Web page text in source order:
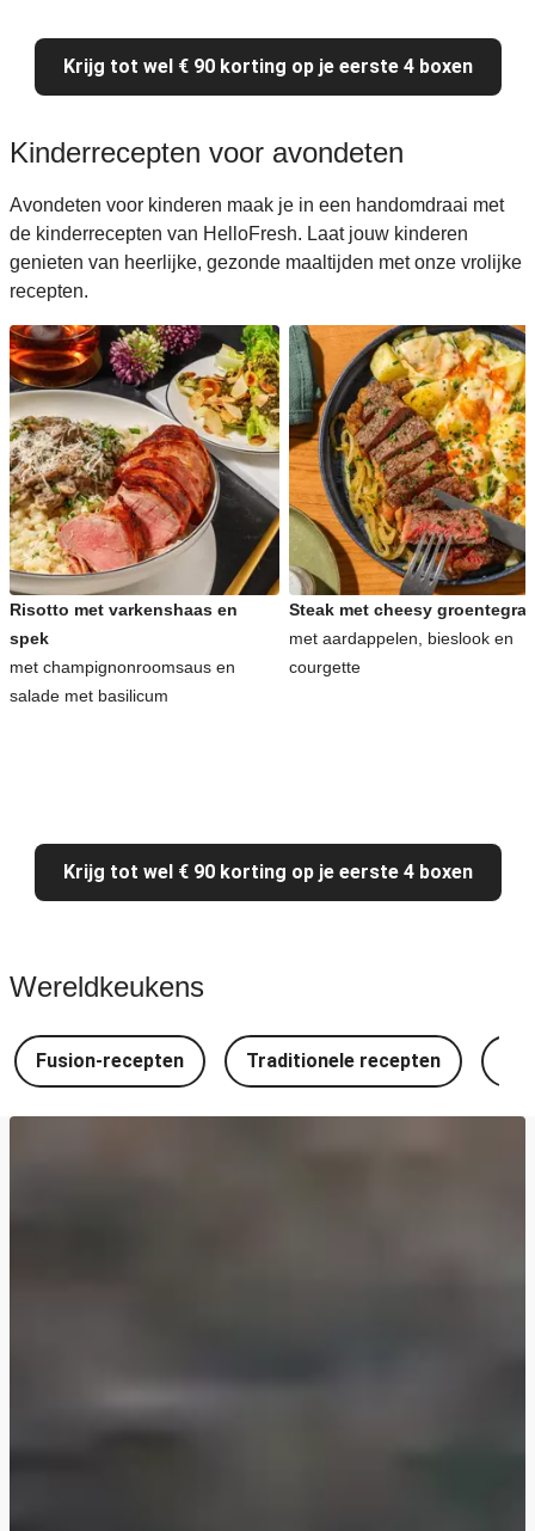
Krijg tot wel € 90 korting op je eerste 4 boxen
Kinderrecepten voor avondeten
Avondeten voor kinderen maak je in een handomdraai met
de kinderrecepten van HelloFresh. Laat jouw kinderen
genieten van heerlijke, gezonde maaltijden met onze vrolijke
recepten.
Risotto met varkenshaas en
spek
met champignonroomsaus en
salade met basilicum
Steak met cheesy
met aardappelen, bieslook en
courgette
Krijg tot wel € 90 korting op je eerste 4 boxen
Wereldkeukens
Fusion-recepten Traditionele recepten